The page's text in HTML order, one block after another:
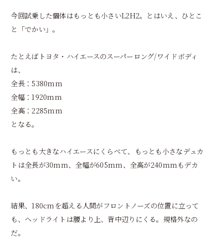
今回試乗した個体はもっとも小さいL2H2。とはいえ、ひとこ
と「でかい」。
たとえばトヨタ・ハイエースのスーパーロング/ワイドボディ
は、
全長：5380mm
全幅：1920mm
全高：2285mm
となる。
もっとも大きなハイエースにくらべて、もっとも小さなデュカ
トは全長が30mm、全幅が605mm、全高が240mmもデカ
い。
結果、180cmを超える人間がフロントノーズの位置に立って
も、ヘッドライトは腰より上、背中辺りにくる。規格外なの
だ。